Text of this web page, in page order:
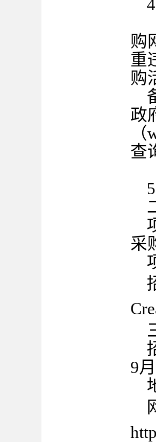
购
重
购
政
查
采
9月